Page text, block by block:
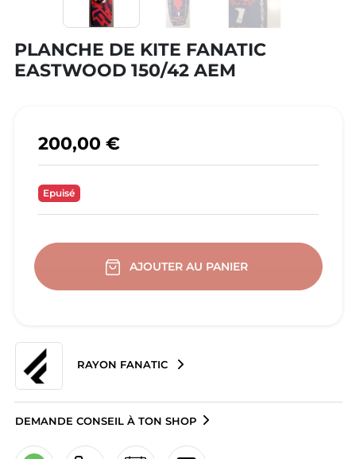
PLANCHE DE KITE FANATIC
EASTWOOD 150/42 AEM
200,00 €
Epuisé
AJOUTER AU PANIER
RAYON FANATIC
DEMANDE CONSEIL À TON SHOP